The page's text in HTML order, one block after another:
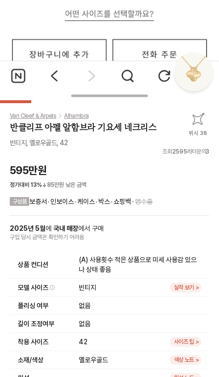
Van Cleef & Arpels Alhambra
반클리프 아펠 알함브라 기요세 네크리스 위시 38
빈티지, 옐로우골드, 42
조회 2595레터문의3
595만원
정가대비 13% 85만원 낮은 금액
구성품 보증서 •인보이스•케이스•박스•쇼핑백•영수증
2025년 5월에 국내 매장에서 구매
구입 당시 금액은 확인하기 어려움
상품 컨디션
(A) 사용횟수 적은 상품으로 미세 사용감 있으
나 상태 좋음
모델 사이즈 빈티지 실착 보기 >
폴리싱 여부 없음
길이 조정여부 없음
착용 사이즈 42 사이즈 팁 >
소재/색상 옐로우골드 색상 노트 >